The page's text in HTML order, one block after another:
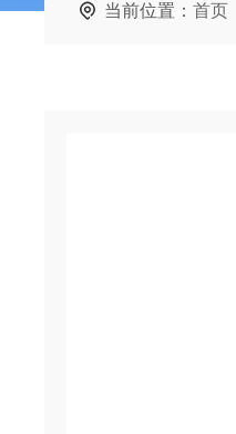
当前位置：首页